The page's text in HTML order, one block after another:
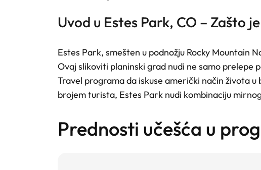
Uvod u Estes Park, CO – Zašto
Estes Park, smešten u podnožju Rocky Mountain
Ovaj slikoviti planinski grad nudi ne samo
Travel programa da iskuse američki način života
brojem turista, Estes Park nudi kombinaciju
prednosti učešća u